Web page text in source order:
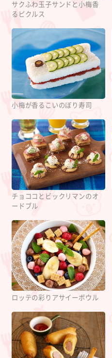
サクふわ玉子サンドと小梅香
るピクルス
小梅が香るこいのぼり寿司
チョココとビックリマンのオ
ードブル
ロッテの彩りアサイーボウル